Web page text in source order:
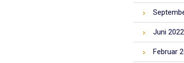
Juni 2022
Februar